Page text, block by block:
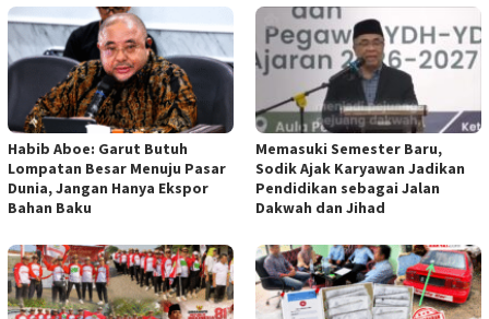
Habib Aboe: Garut Butuh
Lompatan Besar Menuju Pasar
Dunia, Jangan Hanya Ekspor
Bahan Baku
Memasuki Semester Baru,
Sodik Ajak Karyawan Jadikan
Pendidikan sebagai Jalan
Dakwah dan Jihad